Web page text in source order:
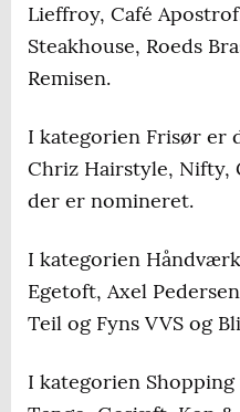
Lieffroy, Café
Steakhouse, Roeds
Remisen.
I kategorien Frisør er
Chriz Hairstyle, Nifty,
der er nomineret.
I kategorien
Egetoft, Axel
Teil og Fyns VVS og
I kategorien